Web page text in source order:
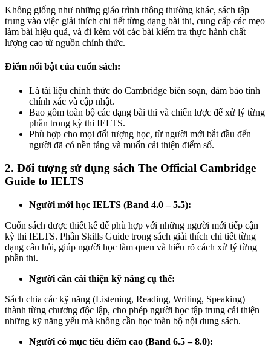
Không giống như những giáo trình thông thường khác, sách tập
trung vào việc giải thích chi tiết từng dạng bài thi, cung cấp các mẹo
làm bài hiệu quả, và đi kèm với các bài kiểm tra thực hành chất
lượng cao từ nguồn chính thức.
Điểm nổi bật của cuốn sách:
Là tài liệu chính thức do Cambridge biên soạn, đảm bảo tính
chính xác và cập nhật.
Bao gồm toàn bộ các dạng bài thi và chiến lược để xử lý từng
phần trong kỳ thi IELTS.
Phù hợp cho mọi đối tượng học, từ người mới bắt đầu đến
người đã có nền tảng và muốn cải thiện điểm số.
2. Đối tượng sử dụng sách The Official Cambridge
Guide to IELTS
Người mới học IELTS (Band 4.0 – 5.5):
Cuốn sách được thiết kế để phù hợp với những người mới tiếp cận
kỳ thi IELTS. Phần Skills Guide trong sách giải thích chi tiết từng
dạng câu hỏi, giúp người học làm quen và hiểu rõ cách xử lý từng
phần thi.
Người cần cải thiện kỹ năng cụ thể:
Sách chia các kỹ năng (Listening, Reading, Writing, Speaking)
thành từng chương độc lập, cho phép người học tập trung cải thiện
những kỹ năng yếu mà không cần học toàn bộ nội dung sách.
Người có mục tiêu điểm cao (Band 6.5 – 8.0):